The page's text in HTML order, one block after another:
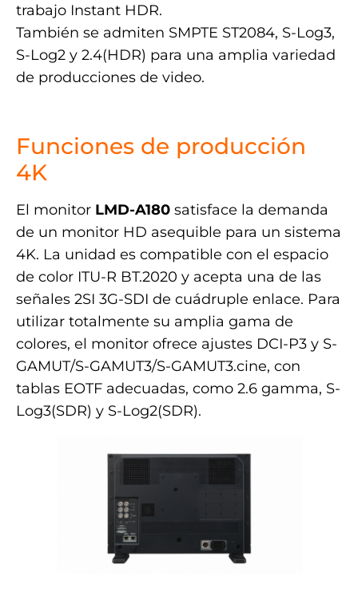
trabajo Instant HDR.
También se admiten SMPTE ST2084, S-Log3,
S-Log2 y 2.4(HDR) para una amplia variedad
de producciones de video.
Funciones de producción
4K
El monitor LMD-A180 satisface la demanda
de un monitor HD asequible para un sistema
4K. La unidad es compatible con el espacio
de color ITU-R BT.2020 y acepta una de las
señales 2SI 3G-SDI de cuádruple enlace. Para
utilizar totalmente su amplia gama de
colores, el monitor ofrece ajustes DCI-P3 y S-
GAMUT/S-GAMUT3/S-GAMUT3.cine, con
tablas EOTF adecuadas, como 2.6 gamma, S-
Log3(SDR) y S-Log2(SDR).